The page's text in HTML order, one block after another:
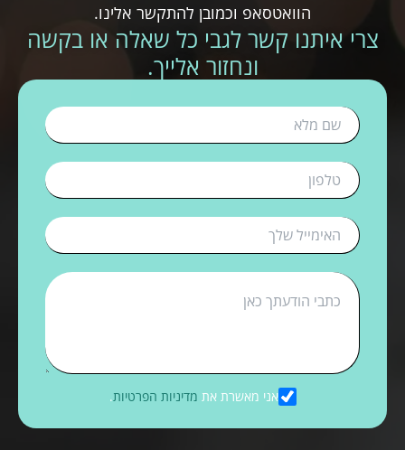
הוואטסאפ וכמובן להתקשר אלינו.
צרי איתנו קשר לגבי כל שאלה או בקשה
ונחזור אלייך.
אני מאשרת את מדיניות הפרטיות.